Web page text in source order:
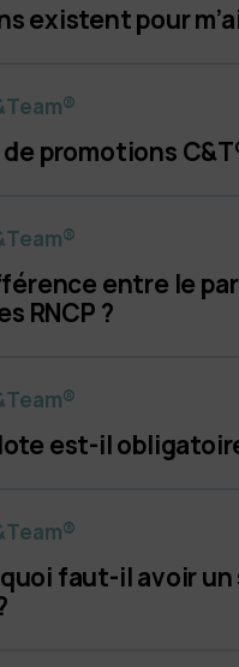
existent pour
promotions
entre le
RNCP ?
est-il
faut-il avoir